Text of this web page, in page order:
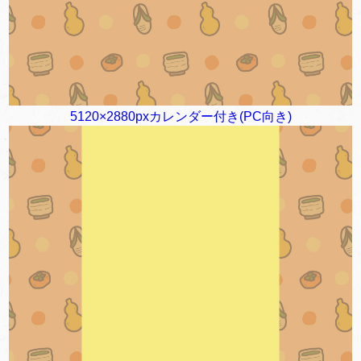
5120×2880pxカレンダー付き(PC向き)